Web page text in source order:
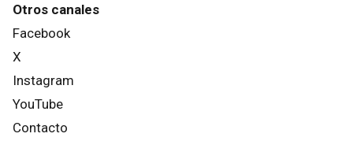
Otros canales
Facebook
X
Instagram
YouTube
Contacto